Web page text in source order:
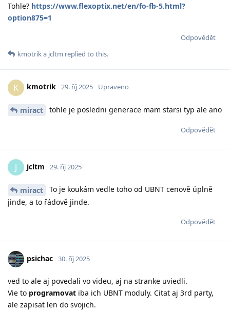
Tohle? https://www.flexoptix.net/en/fo-fb-5.html?
option875=1
Odpovědět
kmotrika jcltm replied to this.
K kmotrik 29. říj 2025 Upraveno
miract tohle je posledni generace mam starsi typ ale ano
Odpovědět
J jcltm 29. říj 2025
miract
To je koukám vedle toho od UBNT cenově úplně
jinde, a to řádově jinde.
Odpovědět
psichac 30. říj 2025
ved to ale aj povedali vo videu, aj na stranke uviedli.
Vie to programovat iba ich UBNT moduly. Citat aj 3rd party,
ale zapisat len do svojich.